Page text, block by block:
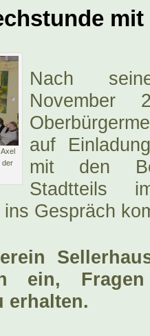
mit
.
der
.
Nach
November
auf
mit den
Stadtteils
Gespräch
ein,
erhalten.
.